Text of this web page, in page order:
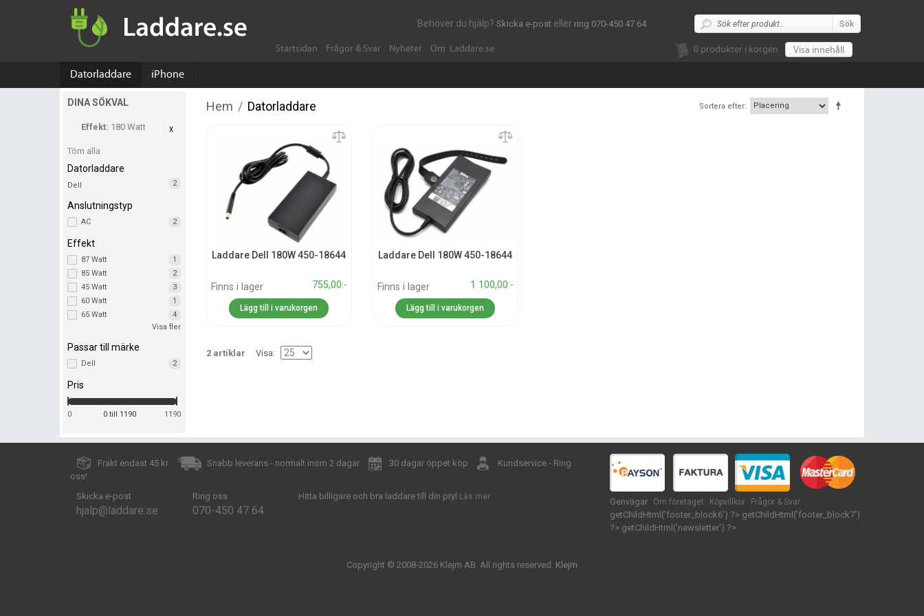
Behöver du hjälp? Skicka e-post eller ring 070-450 47 64
Startsidan Frågor & Svar Nyheter Om Laddare.se 0 produkter i korgen Visa innehåll
Sök
Datorladdare iPhone
DINA SÖKVAL
Effekt: 180 Watt
Töm alla
Datorladdare
Dell 2
Anslutningstyp
AC 2
Effekt
87 Watt
1
85 Watt
2
45 Watt
3
60 Watt
1
65 Watt
4
2
130 Watt
Visa fler
Passar till märke
Dell 2
Pris
0 1190
0 till 1190
Hem / Datorladdare Sortera efter
Laddare Dell 180W 450-18644
Finns i lager 755,00:-
Lägg till i varukorgen
Laddare Dell 180W 450-18644
Finns i lager 1 100,00:-
Lägg till i varukorgen
2 artiklar Visa
Frakt endast 45 kr Snabb leverans - normalt inom 2 dagar 30 dagar öppet köp
Kundservice - Ring
oss!
Skicka e-post
hjalp@laddare.se
Ring oss
070-450 47 64
Hitta billigare och bra laddare till din pryl Läs mer Genvägar Om företaget Köpvillkor Frågor & Svar
getChildHtml('footer_block6') ?> getChildHtml('footer_block7')
?> getChildHtml('newsletter') ?>
Copyright © 2008-2026 Klejm AB. All rights reserved. Klejm